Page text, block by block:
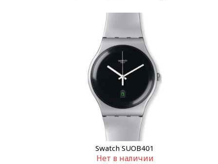
Swatch SUOB401
Нет в наличии